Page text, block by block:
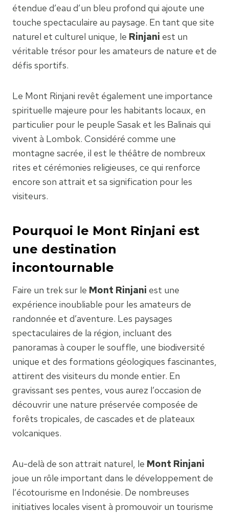
étendue d’eau d’un bleu profond qui ajoute une
touche spectaculaire au paysage. En tant que site
naturel et culturel unique, le Rinjani est un
véritable trésor pour les amateurs de nature et de
défis sportifs.
Le Mont Rinjani revêt également une importance
spirituelle majeure pour les habitants locaux, en
particulier pour le peuple Sasak et les Balinais qui
vivent à Lombok. Considéré comme une
montagne sacrée, il est le théâtre de nombreux
rites et cérémonies religieuses, ce qui renforce
encore son attrait et sa signification pour les
visiteurs.
Pourquoi le Mont Rinjani est
une destination
incontournable
Faire un trek sur le Mont Rinjani est une
expérience inoubliable pour les amateurs de
randonnée et d’aventure. Les paysages
spectaculaires de la région, incluant des
panoramas à couper le souffle, une biodiversité
unique et des formations géologiques fascinantes,
attirent des visiteurs du monde entier. En
gravissant ses pentes, vous aurez l’occasion de
découvrir une nature préservée composée de
forêts tropicales, de cascades et de plateaux
volcaniques.
Au-delà de son attrait naturel, le Mont Rinjani
joue un rôle important dans le développement de
l’écotourisme en Indonésie. De nombreuses
initiatives locales visent à promouvoir un tourisme